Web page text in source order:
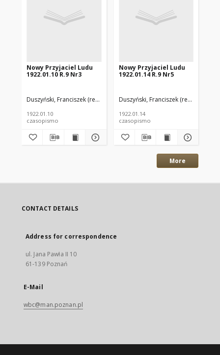
Nowy Przyjaciel Ludu
1922.01.10 R.9 Nr3
Duszyński, Franciszek (red.)
1922.01.10
czasopismo
Nowy Przyjaciel Ludu
1922.01.14 R.9 Nr5
Duszyński, Franciszek (red.)
1922.01.14
czasopismo
More
CONTACT DETAILS
Address for correspondence
ul. Jana Pawła II 10
61-139 Poznań
E-Mail
wbc@man.poznan.pl